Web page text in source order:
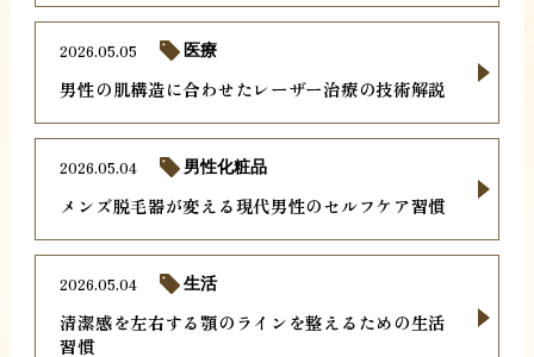
男性の肌構造に合わせたレーザー治療の技術解説
2026.05.05 医療
メンズ脱毛器が変える現代男性のセルフケア習慣
2026.05.04 男性化粧品
清潔感を左右する顎のラインを整えるための生活
習慣
2026.05.04 生活